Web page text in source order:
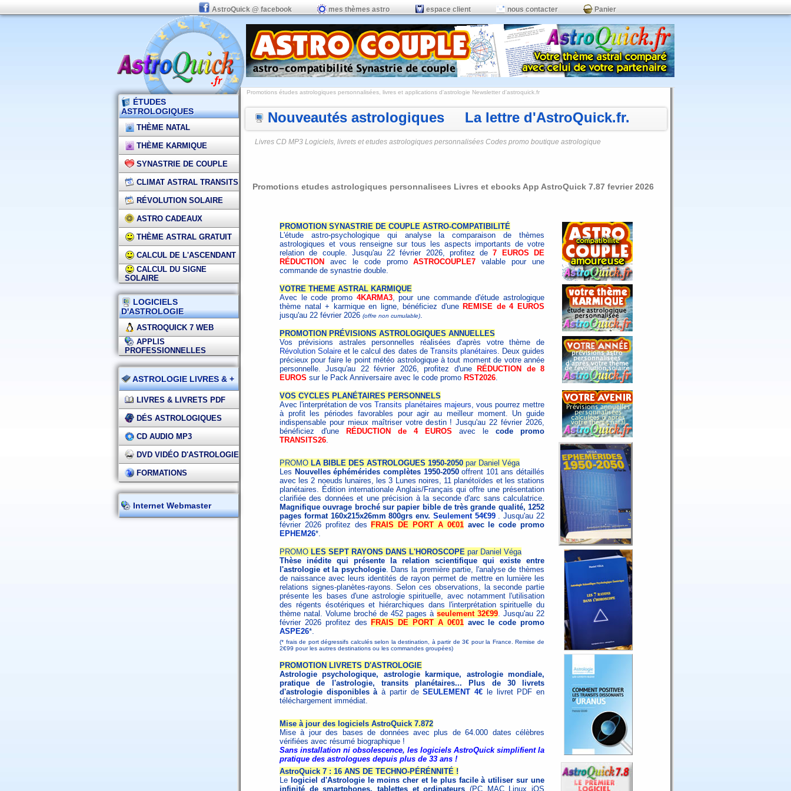
AstroQuick @ facebook mes thèmes astro espace client nous contacter Panier
ÉTUDES
ASTROLOGIQUES
THÈME NATAL
THÈME KARMIQUE
SYNASTRIE DE COUPLE
CLIMAT ASTRAL TRANSITS
RÉVOLUTION SOLAIRE
ASTRO CADEAUX
THÈME ASTRAL GRATUIT
CALCUL DE L'ASCENDANT
CALCUL DU SIGNE
SOLAIRE
LOGICIELS
D'ASTROLOGIE
ASTROQUICK 7 WEB
APPLIS
PROFESSIONNELLES
ASTROLOGIE LIVRES & +
LIVRES & LIVRETS PDF
DÉS ASTROLOGIQUES
CD AUDIO MP3
DVD VIDÉO D'ASTROLOGIE
FORMATIONS
Internet Webmaster
Promotions études astrologiques personnalisées, livres et applications d'astrologie Newsletter d'astroquick.fr
Nouveautés astrologiques La lettre d'AstroQuick.fr.
Livres CD MP3 Logiciels, livrets et etudes astrologiques personnalisées Codes promo boutique astrologique
Promotions etudes astrologiques personnalisees Livres et ebooks App AstroQuick 7.87 fevrier 2026
PROMOTION SYNASTRIE DE COUPLE ASTRO-COMPATIBILITÉ
L'étude astro-psychologique qui analyse la comparaison de thèmes
astrologiques et vous renseigne sur tous les aspects importants de votre
relation de couple. Jusqu'au 22 février 2026, profitez de7 EUROS DE
RÉDUCTION
avec le code promoASTROCOUPLE7 valable pour une
commande de synastrie double.
VOTRE THEME ASTRAL KARMIQUE
Avec le code promo 4KARMA3, pour une commande d'étude astrologique
thème natal + karmique en ligne, bénéficiez d'une REMISE de 4 EUROS
jusqu'au 22 février 2026 (offre non cumulable).
PROMOTION PRÉVISIONS ASTROLOGIQUES ANNUELLES
Vos prévisions astrales personnelles réalisées d'après votre thème de
Révolution Solaire et le calcul des dates de Transits planétaires. Deux guides
précieux pour faire le point météo astrologique à tout moment de votre année
personnelle. Jusqu'au 22 février 2026, profitez d'une
RÉDUCTION de 8
EUROS sur le Pack Anniversaire avec le code promo RST2026.
VOS CYCLES PLANÉTAIRES PERSONNELS
Avec l'interprétation de vosTransits planétaires majeurs, vous pourrez mettre
à profit les périodes favorables pour agir au meilleur moment. Un guide
indispensable pour mieux maîtriser votre destin ! Jusqu'au 22 février 2026,
bénéficiez d'une
RÉDUCTION de 4 EUROS avec le code promo
TRANSITS26.
PROMO LA BIBLE DES ASTROLOGUES 1950-2050 par Daniel Véga
Les Nouvelles éphémérides complètes 1950-2050offrent 101 ans détaillés
avec les 2 noeuds lunaires, les 3 Lunes noires, 11 planétoïdes et les stations
planétaires. Édition internationale Anglais/Français qui offre une présentation
clarifiée des données et une précision à la seconde d'arc sans calculatrice.
Magnifique ouvrage broché sur papier bible de très grande qualité, 1252
pages format 160x215x26mm 800grs env. Seulement 54€99 . Jusqu'au 22
février 2026 profitez des FRAIS DE PORT A 0€01avec le code promo
EPHEM26*.
PROMO LES SEPT RAYONS DANS L'HOROSCOPE par Daniel Véga
Thèse inédite qui présente la relation scientifique qui existe entre
l'astrologie et la psychologie. Dans la première partie, l'analyse de thèmes
de naissance avec leurs identités de rayon permet de mettre en lumière les
relations signes-planètes-rayons. Selon ces observations, la seconde partie
présente les bases d'une astrologie spirituelle, avec notamment l'utilisation
des régents ésotériques et hiérarchiques dans l'interprétation spirituelle du
thème natal. Volume broché de 452 pages à seulement 32€99. Jusqu'au 22
février 2026 profitez des FRAIS DE PORT A 0€01avec le code promo
ASPE26*.
(* frais de port dégressifs calculés selon la destination, à partir de 3€ pour la France. Remise de
2€99 pour les autres destinations ou les commandes groupées)
PROMOTION LIVRETS D'ASTROLOGIE
Astrologie psychologique, astrologie karmique, astrologie mondiale,
pratique de l'astrologie, transits planétaires... Plus de 30 livrets
d'astrologie disponibles àà partir deSEULEMENT 4€ le livret PDF en
téléchargement immédiat.
Mise à jour des logiciels AstroQuick 7.872
Mise à jour des bases de données avec plus de 64.000 dates célèbres
vérifiées avec résumé biographique !
Sans installation ni obsolescence, les logiciels AstroQuick simplifient la
pratique des astrologues depuis plus de 33 ans !
AstroQuick 7 : 16 ANS DE TECHNO-PÉRÉNNITÉ !
Le logiciel d'Astrologie le moins cher et le plus facile à utiliser sur une
infinité de smartphones, tablettes et ordinateurs (PC MAC Linux iOS